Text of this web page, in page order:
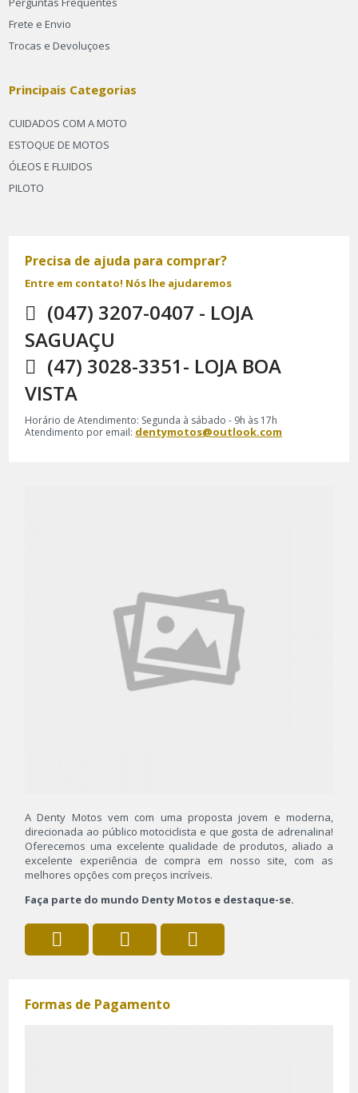
Frete e Envio
Trocas e Devoluçoes
Principais Categorias
CUIDADOS COM A MOTO
ESTOQUE DE MOTOS
ÓLEOS E FLUIDOS
PILOTO
Precisa de ajuda para comprar?
Entre em contato! Nós lhe ajudaremos
(047) 3207-0407 - LOJA
SAGUAÇU
(47) 3028-3351- LOJA BOA
VISTA
Horário de Atendimento: Segunda à sábado - 9h às 17h
Atendimento por email: dentymotos@outlook.com
A Denty Motos vem com uma proposta jovem e moderna,
direcionada ao público motociclista e que gosta de adrenalina!
Oferecemos uma excelente qualidade de produtos, aliado a
excelente experiência de compra em nosso site, com as
melhores opções com preços incríveis.
Faça parte do mundo Denty Motos e destaque-se.
Formas de Pagamento